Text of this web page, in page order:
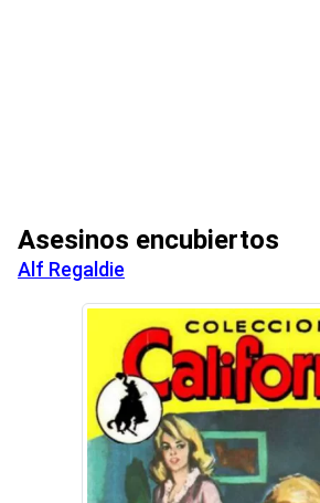
Asesinos encubiertos
Alf Regaldie